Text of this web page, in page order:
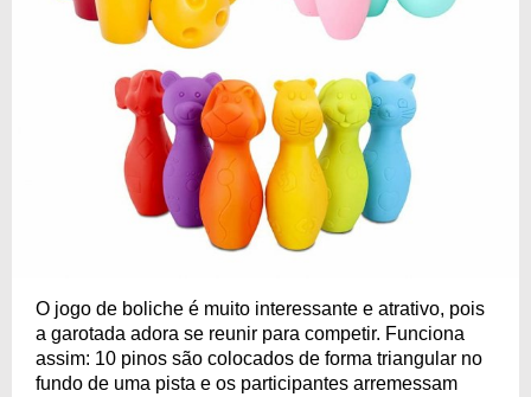
O jogo de boliche é muito interessante e atrativo, pois
a garotada adora se reunir para competir. Funciona
assim: 10 pinos são colocados de forma triangular no
fundo de uma pista e os participantes arremessam